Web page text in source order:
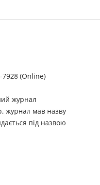
7928 (Online)
журнал
журнал мав назву
під назвою